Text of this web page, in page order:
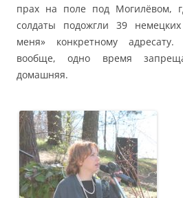
прах на поле под Могилёвом,
солдаты подожгли 39
меня» конкретному адресату.
вообще, одно время
домашняя.